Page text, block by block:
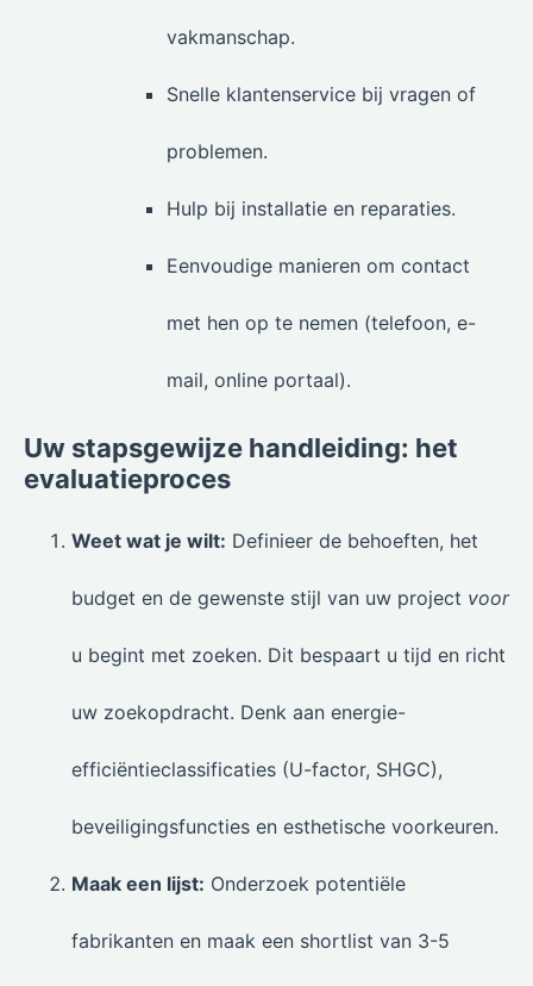
vakmanschap.
Snelle klantenservice bij vragen of
problemen.
Hulp bij installatie en reparaties.
Eenvoudige manieren om contact
met hen op te nemen (telefoon, e-
mail, online portaal).
Uw stapsgewijze handleiding: het
evaluatieproces
Weet wat je wilt: Definieer de behoeften, het
budget en de gewenste stijl van uw project voor
u begint met zoeken. Dit bespaart u tijd en richt
uw zoekopdracht. Denk aan energie-
efficiëntieclassificaties (U-factor, SHGC),
beveiligingsfuncties en esthetische voorkeuren.
Maak een lijst: Onderzoek potentiële
fabrikanten en maak een shortlist van 3-5